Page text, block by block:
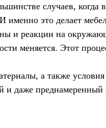
случаев, когда
именно это делает
и реакции на
меняется. Этот
а также
и даже